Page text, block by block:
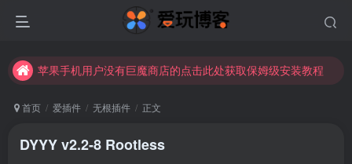
苹果手机用户没有巨魔商店的点击此处获取保姆级安装教程
苹果手机用户没有巨魔商店的点击此处获取保姆级安装教程
首页 爱插件 无根插件 正文
DYYY v2.2-8 Rootless